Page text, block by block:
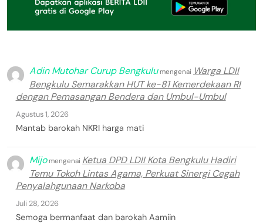
Adin Mutohar Curup Bengkulumengenai Warga LDII
Bengkulu Semarakkan HUT ke-81 Kemerdekaan RI
dengan Pemasangan Bendera dan Umbul-Umbul
Agustus 1, 2026
Mantab barokah NKRI harga mati
Mijomengenai Ketua DPD LDII Kota Bengkulu Hadiri
Temu Tokoh Lintas Agama, Perkuat Sinergi Cegah
Penyalahgunaan Narkoba
Juli 28, 2026
Semoga bermanfaat dan barokah Aamiin